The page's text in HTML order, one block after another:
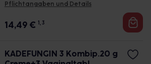
Pflichtangaben und Details
14,49 € 1, 3
KADEFUNGIN 3 Kombip.20 g